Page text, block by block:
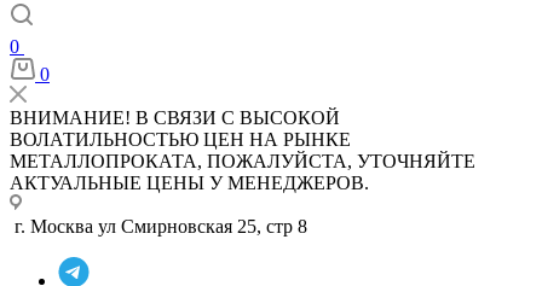
0
0
ВНИМАНИЕ! В СВЯЗИ С ВЫСОКОЙ
ВОЛАТИЛЬНОСТЬЮ ЦЕН НА РЫНКЕ
МЕТАЛЛОПРОКАТА, ПОЖАЛУЙСТА, УТОЧНЯЙТЕ
АКТУАЛЬНЫЕ ЦЕНЫ У МЕНЕДЖЕРОВ.
г. Москва ул Смирновская 25, стр 8